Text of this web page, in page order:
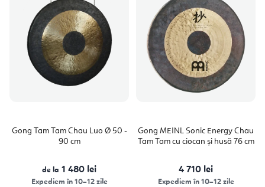
Gong Tam Tam Chau Luo Ø 50 -
90 cm
de la 1 480 lei
Expediem în 10–12 zile
Gong MEINL Sonic Energy Chau
Tam Tam cu ciocan și husă 76 cm
4 710 lei
Expediem în 10–12 zile